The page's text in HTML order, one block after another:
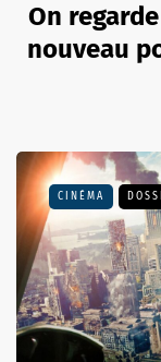
On
nouveau
CINÉMA